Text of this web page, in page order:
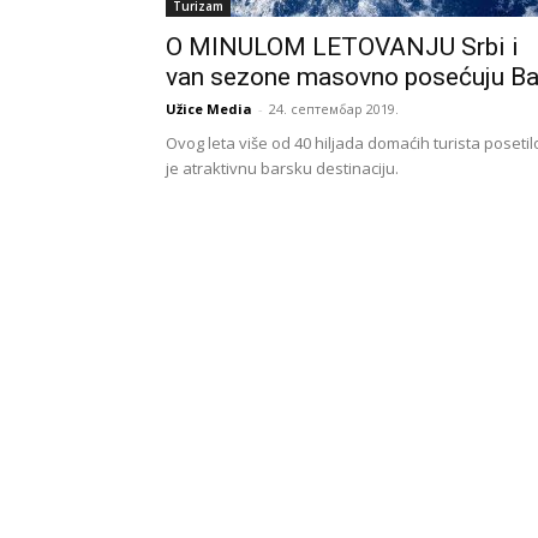
Turizam
O MINULOM LETOVANJU Srbi i
van sezone masovno posećuju
Užice Media - 24. септембар 2019.
Ovog leta više od 40 hiljada domaćih turista
je atraktivnu barsku destinaciju.